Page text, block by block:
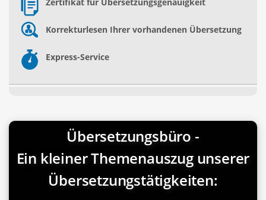
Korrekturlesen Ihrer vorhandenen Übersetzung
Express-Service
Übersetzungsbüro -
Ein kleiner Themenauszug unserer
Übersetzungstätigkeiten: